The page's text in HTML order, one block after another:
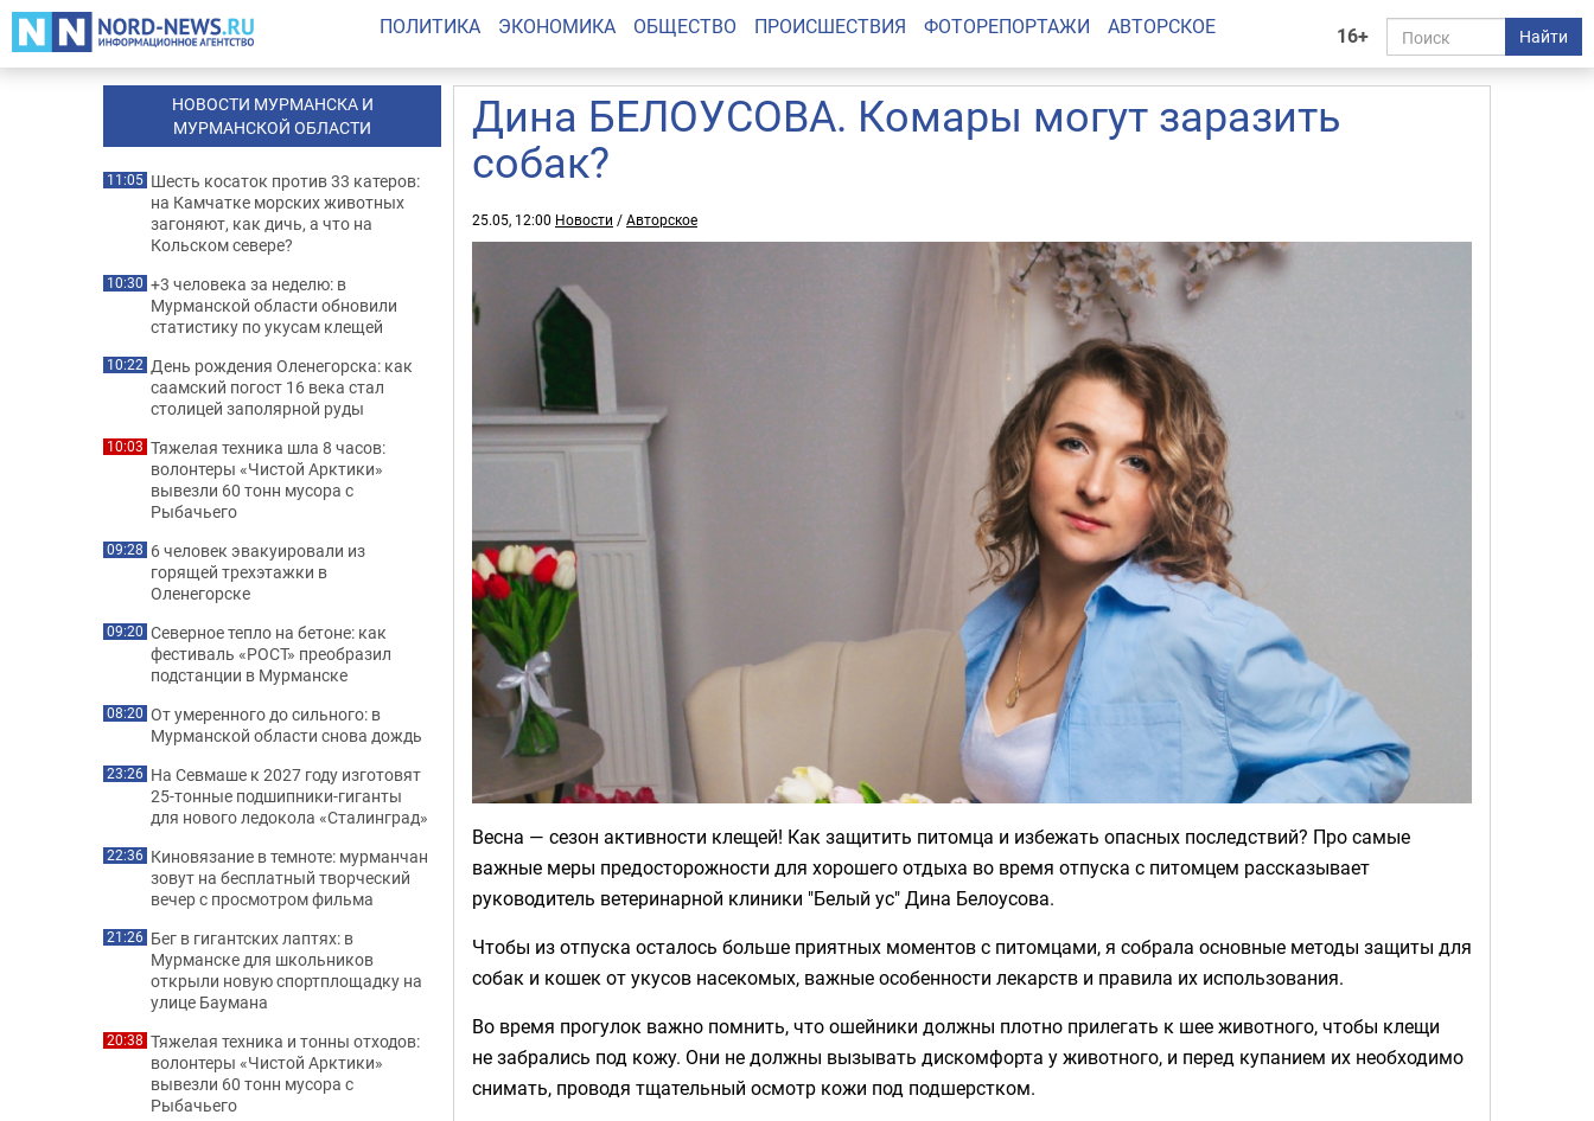
16+ Найти
ПОЛИТИКА ЭКОНОМИКА ОБЩЕСТВО ПРОИСШЕСТВИЯ ФОТОРЕПОРТАЖИ АВТОРСКОЕ
Дина БЕЛОУСОВА. Комары могут заразить
собак?
25.05, 12:00 Новости /Авторское
Весна — сезон активности клещей! Как защитить питомца и избежать опасных последствий? Про самые
важные меры предосторожности для хорошего отдыха во время отпуска с питомцем рассказывает
руководитель ветеринарной клиники "Белый ус" Дина Белоусова.
Чтобы из отпуска осталось больше приятных моментов с питомцами, я собрала основные методы защиты для
собак и кошек от укусов насекомых, важные особенности лекарств и правила их использования.
Во время прогулок важно помнить, что ошейники должны плотно прилегать к шее животного, чтобы клещи
не забрались под кожу. Они не должны вызывать дискомфорта у животного, и перед купанием их необходимо
снимать, проводя тщательный осмотр кожи под подшерстком.
НОВОСТИ МУРМАНСКА И
МУРМАНСКОЙ ОБЛАСТИ
11:05 Шесть косаток против 33 катеров:
на Камчатке морских животных
загоняют, как дичь, а что на
Кольском севере?
10:30 +3 человека за неделю: в
Мурманской области обновили
статистику по укусам клещей
10:22 День рождения Оленегорска: как
саамский погост 16 века стал
столицей заполярной руды
10:03 Тяжелая техника шла 8 часов:
волонтеры «Чистой Арктики»
вывезли 60 тонн мусора с
Рыбачьего
09:28 6 человек эвакуировали из
горящей трехэтажки в
Оленегорске
09:20 Северное тепло на бетоне: как
фестиваль «РОСТ» преобразил
подстанции в Мурманске
08:20 От умеренного до сильного: в
Мурманской области снова дождь
23:26 На Севмаше к 2027 году изготовят
25-тонные подшипники-гиганты
для нового ледокола «Сталинград»
22:36 Киновязание в темноте: мурманчан
зовут на бесплатный творческий
вечер с просмотром фильма
21:26 Бег в гигантских лаптях: в
Мурманске для школьников
открыли новую спортплощадку на
улице Баумана
20:38 Тяжелая техника и тонны отходов:
волонтеры «Чистой Арктики»
вывезли 60 тонн мусора с
Рыбачьего